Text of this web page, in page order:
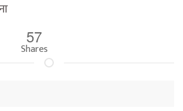
57
Shares